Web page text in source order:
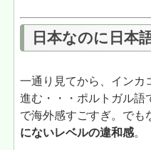
日本なのに日本
一通り見てから、インカ
進む・・・ポルトガル語
で海外感すごすぎ。でも
にないレベルの違和感。